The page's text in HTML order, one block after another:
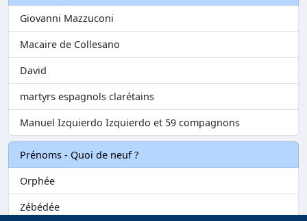
Giovanni Mazzuconi
Macaire de Collesano
David
martyrs espagnols clarétains
Manuel Izquierdo Izquierdo et 59 compagnons
Prénoms - Quoi de neuf ?
Orphée
Zébédée